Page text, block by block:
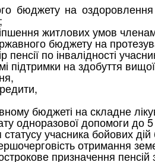
бюджету на оздоровлення
житлових умов
бюджету на
пенсії по інвалідності
підтримки на здобуття
бюджеті на складне
одноразової допомоги до
учасника бойових
отримання
призначення пенсій